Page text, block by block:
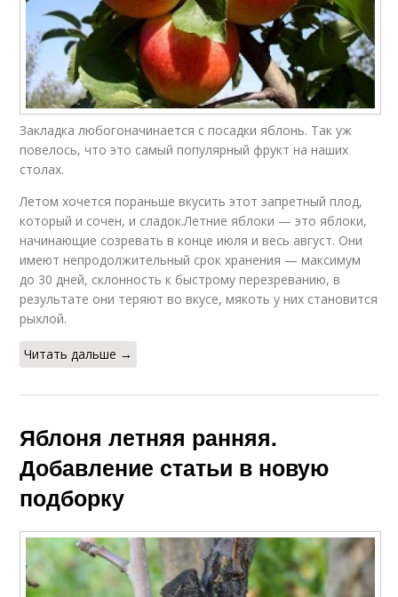
Закладка любогоначинается с посадки яблонь. Так уж
повелось, что это самый популярный фрукт на наших
столах.
Летом хочется пораньше вкусить этот запретный плод,
который и сочен, и сладок.Летние яблоки — это яблоки,
начинающие созревать в конце июля и весь август. Они
имеют непродолжительный срок хранения — максимум
до 30 дней, склонность к быстрому перезреванию, в
результате они теряют во вкусе, мякоть у них становится
рыхлой.
Читать дальше →
Яблоня летняя ранняя.
Добавление статьи в новую
подборку